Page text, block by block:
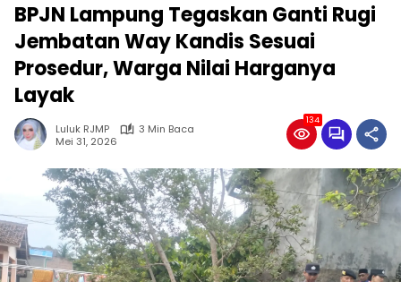
BPJN Lampung Tegaskan Ganti Rugi
Jembatan Way Kandis Sesuai
Prosedur, Warga Nilai Harganya
Layak
Luluk RJMP
3 Min Baca
Mei 31, 2026
134